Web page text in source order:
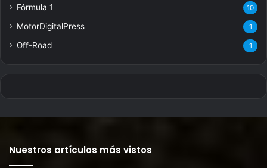
Fórmula 1 10
MotorDigitalPress 1
Off-Road 1
Nuestros artículos más vistos